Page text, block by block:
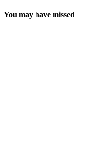
You may have missed